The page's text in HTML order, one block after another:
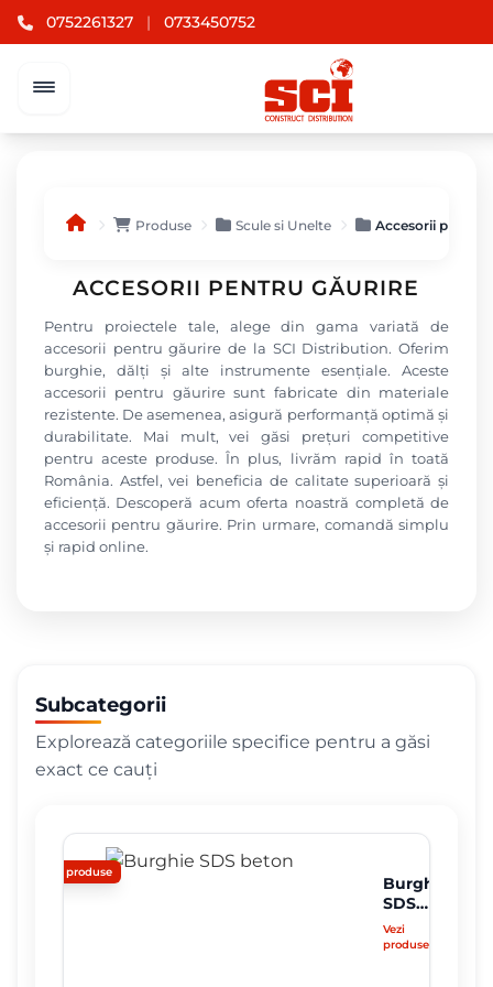
0752261327 | 0733450752
Produse Scule si Unelte Accesorii pentru
ACCESORII PENTRU GĂURIRE
Pentru proiectele tale, alege din gama variată de
accesorii pentru găurire de la SCI Distribution. Oferim
burghie, dălți și alte instrumente esențiale. Aceste
accesorii pentru găurire sunt fabricate din materiale
rezistente. De asemenea, asigură performanță optimă și
durabilitate. Mai mult, vei găsi prețuri competitive
pentru aceste produse. În plus, livrăm rapid în toată
România. Astfel, vei beneficia de calitate superioară și
eficiență. Descoperă acum oferta noastră completă de
accesorii pentru găurire. Prin urmare, comandă simplu
și rapid online.
Subcategorii
Explorează categoriile specifice pentru a găsi
exact ce cauți
24 produse
Burghie
SDS
beton
Vezi
produsele